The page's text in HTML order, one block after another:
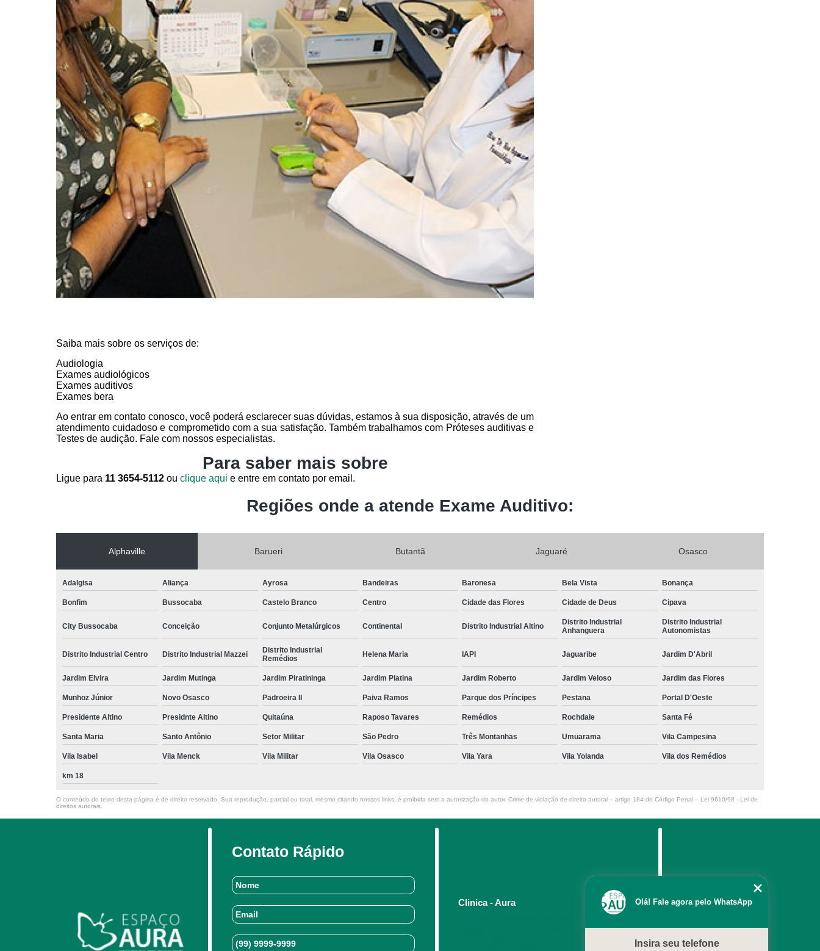
Saiba mais sobre os serviços de:
Audiologia
Exames audiológicos
Exames auditivos
Exames bera
Ao entrar em contato conosco, você poderá esclarecer suas dúvidas, estamos à sua disposição, através de um
atendimento cuidadoso e comprometido com a sua satisfação. Também trabalhamos com Próteses auditivas e
Testes de audição. Fale com nossos especialistas.
Para saber mais sobre
Ligue para 11 3654-5112 ou clique aqui e entre em contato por email.
Regiões onde a atende Exame Auditivo:
Alphaville Barueri Butantã Jaguaré Osasco
Adalgisa Aliança Ayrosa Bandeiras Baronesa Bela Vista Bonança
Bonfim Bussocaba Castelo Branco Centro Cidade das Flores Cidade de Deus Cipava
City Bussocaba Conceição Conjunto Metalúrgicos Continental Distrito Industrial Altino
Distrito Industrial
Anhanguera
Distrito Industrial
Autonomistas
Distrito Industrial Centro Distrito Industrial Mazzei
Distrito Industrial
Remédios
Helena Maria IAPI Jaguaribe Jardim D'Abril
Jardim Elvira Jardim Mutinga Jardim Piratininga Jardim Platina Jardim Roberto Jardim Veloso Jardim das Flores
Munhoz Júnior Novo Osasco Padroeira II Paiva Ramos Parque dos Príncipes Pestana Portal D'Oeste
Presidente Altino Presidnte Altino Quitaúna Raposo Tavares Remédios Rochdale Santa Fé
Santa Maria Santo Antônio Setor Militar São Pedro Três Montanhas Umuarama Vila Campesina
Vila Isabel Vila Menck Vila Militar Vila Osasco Vila Yara Vila Yolanda Vila dos Remédios
km 18
O conteúdo do texto desta página é de direito reservado. Sua reprodução, parcial ou total, mesmo citando nossos links, é proibida sem a autorização do autor. Crime de violação de direito autoral – artigo 184 do Código Penal – Lei 9610/98 - Lei de
direitos autorais
Contato Rápido
Clinica - Aura
Osasco - SP - CEP: 06010-090
Servicos
Olá! Fale agora pelo WhatsApp
Insira seu telefone